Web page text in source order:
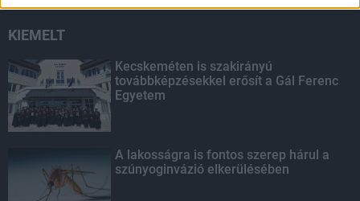
KIEMELT
Kecskeméten is szakirányú
továbbképzésekkel erősít a Gál Ferenc
Egyetem
A lakosságra is fontos szerep hárul a
szúnyoginvázió elkerülésében